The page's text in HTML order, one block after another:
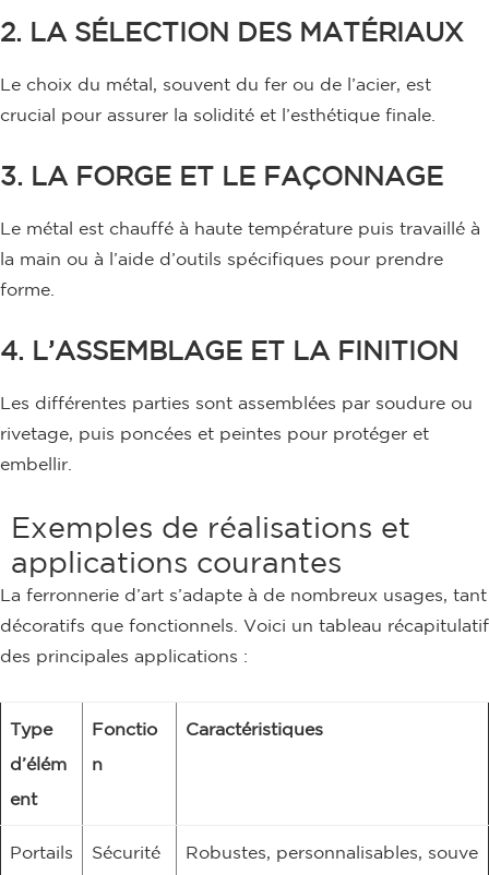
2. LA SÉLECTION DES MATÉRIAUX
Le choix du métal, souvent du fer ou de l’acier, est
crucial pour assurer la solidité et l’esthétique finale.
3. LA FORGE ET LE FAÇONNAGE
Le métal est chauffé à haute température puis travaillé à
la main ou à l’aide d’outils spécifiques pour prendre
forme.
4. L’ASSEMBLAGE ET LA FINITION
Les différentes parties sont assemblées par soudure ou
rivetage, puis poncées et peintes pour protéger et
embellir.
Exemples de réalisations et
applications courantes
La ferronnerie d’art s’adapte à de nombreux usages, tant
décoratifs que fonctionnels. Voici un tableau récapitulatif
des principales applications :
Type
d’élém
ent
Fonctio
n
Caractéristiques
Portails
Sécurité
Robustes, personnalisables, souve